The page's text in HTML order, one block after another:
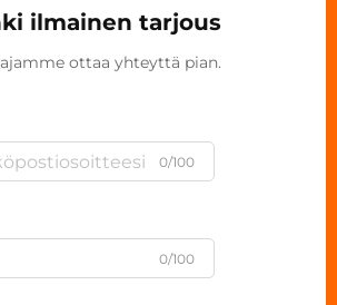
ilmainen tarjous
ottaa yhteyttä pian.
0/100
0/100